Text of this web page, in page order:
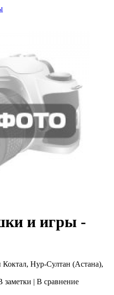
и игры -
Нур-Султан (Астана),
заметки | В сравнение